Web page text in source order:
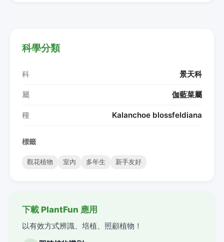
科學分類
科 景天科
屬 伽藍菜屬
種 Kalanchoe blossfeldiana
標籤
觀花植物 室內 多年生 新手友好
下載 PlantFun 應用
以有效方式辨識、培植、照顧植物！